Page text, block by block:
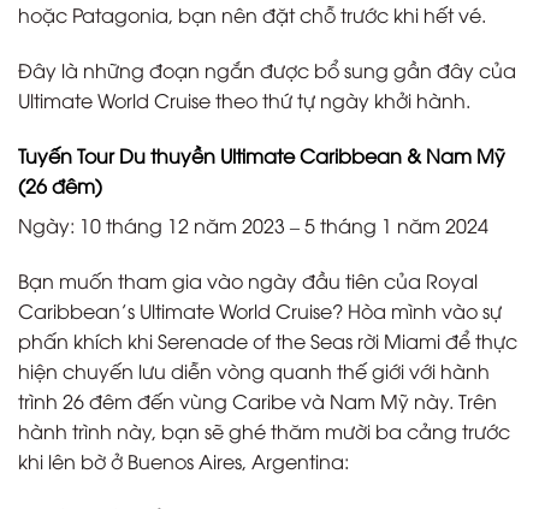
hoặc Patagonia, bạn nên đặt chỗ trước khi hết vé.
Đây là những đoạn ngắn được bổ sung gần đây của
Ultimate World Cruise theo thứ tự ngày khởi hành.
Tuyến Tour Du thuyền Ultimate Caribbean & Nam Mỹ
(26 đêm)
Ngày: 10 tháng 12 năm 2023 – 5 tháng 1 năm 2024
Bạn muốn tham gia vào ngày đầu tiên của Royal
Caribbean’s Ultimate World Cruise? Hòa mình vào sự
phấn khích khi Serenade of the Seas rời Miami để thực
hiện chuyến lưu diễn vòng quanh thế giới với hành
trình 26 đêm đến vùng Caribe và Nam Mỹ này. Trên
hành trình này, bạn sẽ ghé thăm mười ba cảng trước
khi lên bờ ở Buenos Aires, Argentina: